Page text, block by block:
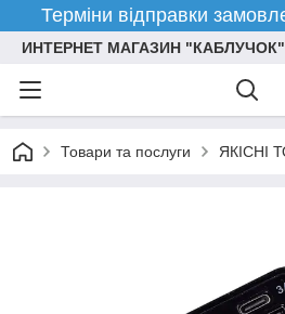
Терміни відправки
ИНТЕРНЕТ МАГАЗИН "КАБЛУЧОК"
Товари та послуги ЯКІСНІ